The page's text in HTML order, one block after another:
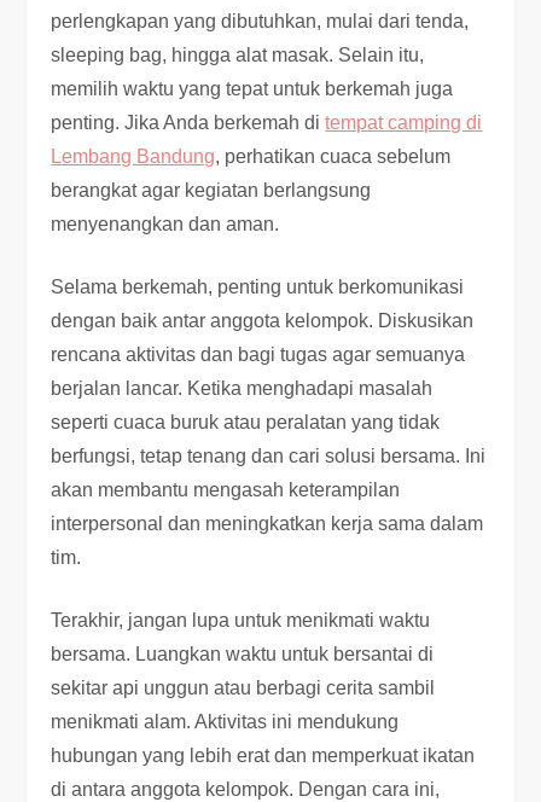
perlengkapan yang dibutuhkan, mulai dari tenda,
sleeping bag, hingga alat masak. Selain itu,
memilih waktu yang tepat untuk berkemah juga
penting. Jika Anda berkemah ditempat camping di
Lembang Bandung, perhatikan cuaca sebelum
berangkat agar kegiatan berlangsung
menyenangkan dan aman.
Selama berkemah, penting untuk berkomunikasi
dengan baik antar anggota kelompok. Diskusikan
rencana aktivitas dan bagi tugas agar semuanya
berjalan lancar. Ketika menghadapi masalah
seperti cuaca buruk atau peralatan yang tidak
berfungsi, tetap tenang dan cari solusi bersama. Ini
akan membantu mengasah keterampilan
interpersonal dan meningkatkan kerja sama dalam
tim.
Terakhir, jangan lupa untuk menikmati waktu
bersama. Luangkan waktu untuk bersantai di
sekitar api unggun atau berbagi cerita sambil
menikmati alam. Aktivitas ini mendukung
hubungan yang lebih erat dan memperkuat ikatan
di antara anggota kelompok. Dengan cara ini,